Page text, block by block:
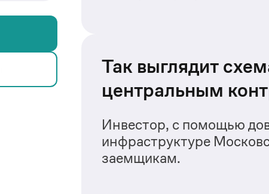
Так выглядит
центральным
Инвестор, с помощью
инфраструктуре
заемщикам.